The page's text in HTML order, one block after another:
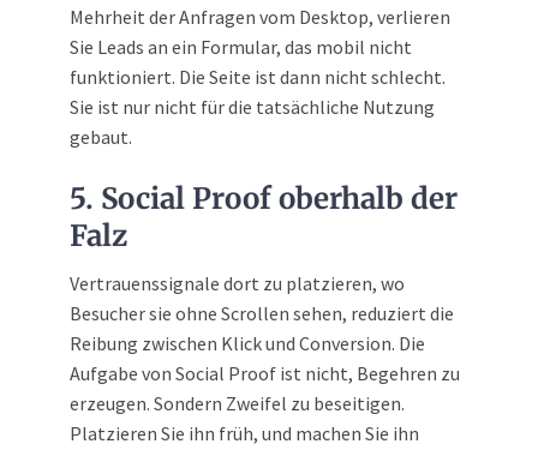
Mehrheit der Anfragen vom Desktop, verlieren
Sie Leads an ein Formular, das mobil nicht
funktioniert. Die Seite ist dann nicht schlecht.
Sie ist nur nicht für die tatsächliche Nutzung
gebaut.
5. Social Proof oberhalb der
Falz
Vertrauenssignale dort zu platzieren, wo
Besucher sie ohne Scrollen sehen, reduziert die
Reibung zwischen Klick und Conversion. Die
Aufgabe von Social Proof ist nicht, Begehren zu
erzeugen. Sondern Zweifel zu beseitigen.
Platzieren Sie ihn früh, und machen Sie ihn